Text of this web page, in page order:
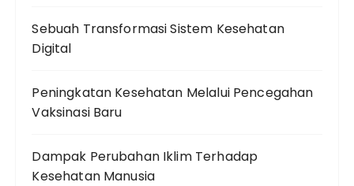
Sebuah Transformasi Sistem Kesehatan
Digital
Peningkatan Kesehatan Melalui Pencegahan
Vaksinasi Baru
Dampak Perubahan Iklim Terhadap
Kesehatan Manusia